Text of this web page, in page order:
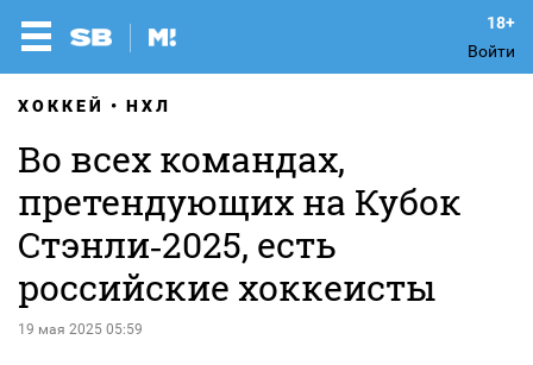
Войти
ХОККЕЙ НХЛ
Во всех командах,
претендующих на Кубок
Стэнли‑2025, есть
российские хоккеисты
19 мая 2025 05:59